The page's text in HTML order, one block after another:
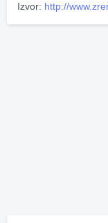
Izvor: http://